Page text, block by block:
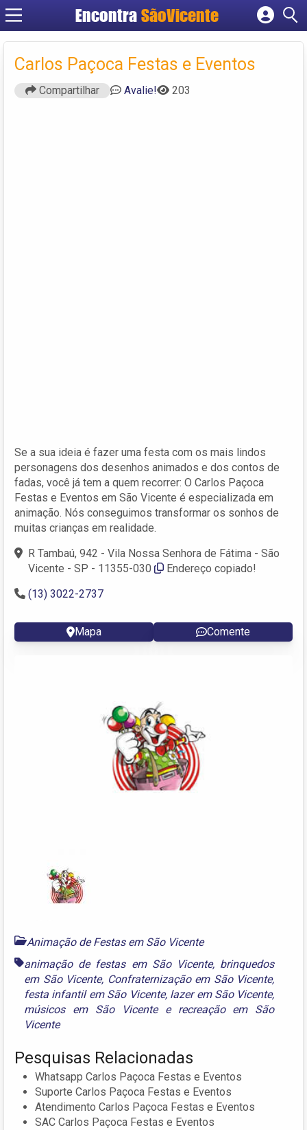
Encontra SãoVicente
Cadastrar empresa
Criar conta
Carlos Paçoca Festas e Eventos
Compartilhar Avalie! 203
Se a sua ideia é fazer uma festa com os mais lindos
personagens dos desenhos animados e dos contos de
fadas, você já tem a quem recorrer: O Carlos Paçoca
Festas e Eventos em São Vicente é especializada em
animação. Nós conseguimos transformar os sonhos de
muitas crianças em realidade.
R Tambaú, 942 - Vila Nossa Senhora de Fátima - São
Vicente - SP - 11355-030
Endereço copiado!
(13) 3022-2737
Mapa Comente
Animação de Festas em São Vicente
animação de festas em São Vicente, brinquedos
em São Vicente, Confraternização em São Vicente,
festa infantil em São Vicente, lazer em São Vicente,
músicos em São Vicentee recreação em São
Vicente
Pesquisas Relacionadas
Whatsapp Carlos Paçoca Festas e Eventos
Suporte Carlos Paçoca Festas e Eventos
Atendimento Carlos Paçoca Festas e Eventos
SAC Carlos Paçoca Festas e Eventos